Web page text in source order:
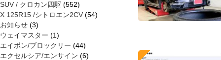
SUV / クロカン四駆 (552)
X 125R15 /シトロエン2CV (54)
お知らせ (3)
ウェイマスター (1)
エイボン/ブロックリー (44)
エクセルシア/エンサイン (6)